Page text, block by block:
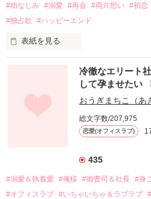
#幼なじみ #溺愛 #再会 #両片想い #初恋
#独占欲
#ハッピーエンド
表紙を見る
幼なじみの哲平に淡い恋心を抱い
しかし、ある出来事をきっかけに
関係修復もできないまま、美桜は
引っ越すことになり、哲平とも離
それから約十二年後。
過去の傷から、二度と会いたくな
運命のような再会を果たす。
冷徹なエリート
して孕ませたい
おうぎまちこ（あ
総文字数/207,975
恋愛(オフィスラブ)
435
#溺愛＆執着愛 #俺様 #御曹司＆社長 #身
#オフィスラブ #いちゃいちゃ＆ラブラブ